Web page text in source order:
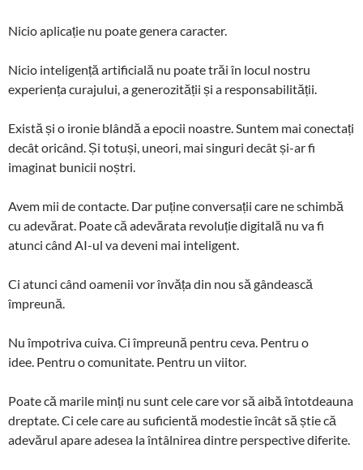
Nicio aplicație nu poate genera caracter.
Nicio inteligență artificială nu poate trăi în locul nostru
experiența curajului, a generozității și a responsabilității.
Există și o ironie blândă a epocii noastre. Suntem mai conectați
decât oricând. Și totuși, uneori, mai singuri decât și-ar fi
imaginat bunicii noștri.
Avem mii de contacte. Dar puține conversații care ne schimbă
cu adevărat. Poate că adevărata revoluție digitală nu va fi
atunci când AI-ul va deveni mai inteligent.
Ci atunci când oamenii vor învăța din nou să gândească
împreună.
Nu împotriva cuiva. Ci împreună pentru ceva. Pentru o
idee. Pentru o comunitate. Pentru un viitor.
Poate că marile minți nu sunt cele care vor să aibă întotdeauna
dreptate. Ci cele care au suficientă modestie încât să știe că
adevărul apare adesea la întâlnirea dintre perspective diferite.